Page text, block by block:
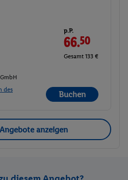
p.P.
66.50
Gesamt 133 €
des
Buchen
anzeigen